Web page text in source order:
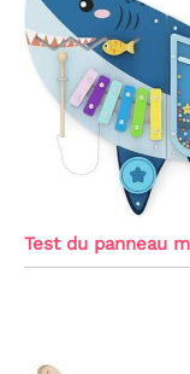
Test du panneau